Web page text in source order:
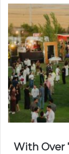
With Over